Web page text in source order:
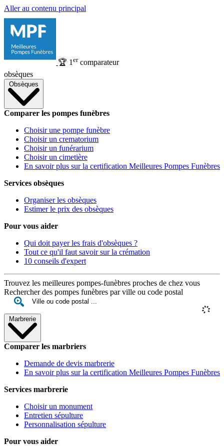
Aller au contenu principal
🏆 1 ercomparateur
obsèques
Obsèques
Comparer les pompes funèbres
Choisir une pompe funèbre
Choisir un crematorium
Choisir un funérarium
Choisir un cimetière
En savoir plus sur la certification Meilleures Pompes Funèbres
Services obsèques
Organiser les obsèques
Estimer le prix des obsèques
Pour vous aider
Qui doit payer les frais d'obsèques ?
Tout ce qu'il faut savoir sur la crémation
10 conseils d'expert
Trouvez les meilleures pompes-funèbres proches de chez vous
Rechercher des pompes funèbres par ville ou code postal
Marbrerie
Comparer les marbriers
Demande de devis marbrerie
En savoir plus sur la certification Meilleures Pompes Funèbres
Services marbrerie
Choisir un monument
Entretien sépulture
Personnalisation sépulture
Pour vous aider